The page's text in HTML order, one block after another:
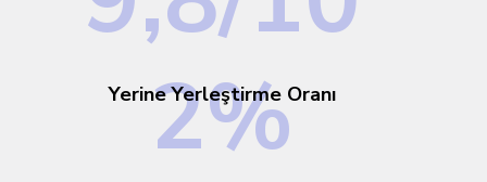
2%
Yerine Yerleştirme Oranı